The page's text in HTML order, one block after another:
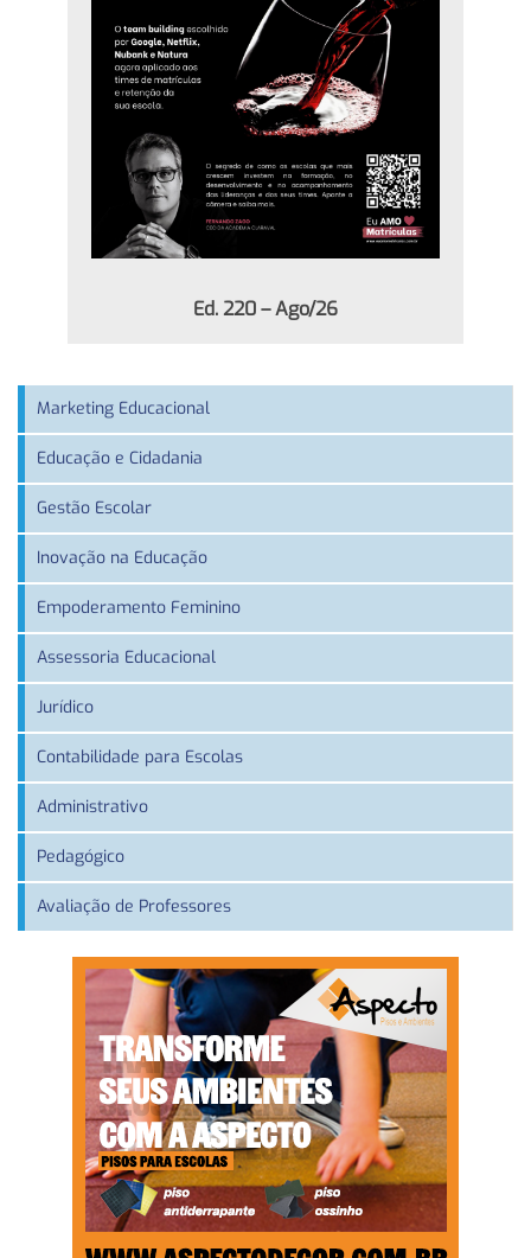
Ed. 220 – Ago/26
Marketing Educacional
Educação e Cidadania
Gestão Escolar
Inovação na Educação
Empoderamento Feminino
Assessoria Educacional
Jurídico
Contabilidade para Escolas
Administrativo
Pedagógico
Avaliação de Professores